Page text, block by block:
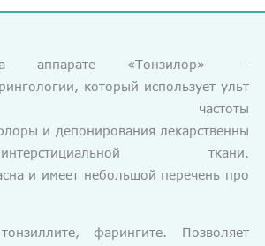
аппарате «Тонзилор» —
который использует ульт
частоты
и депонирования лекарственны
ткани.
и имеет небольшой перечень про
фарингите. Позволяет